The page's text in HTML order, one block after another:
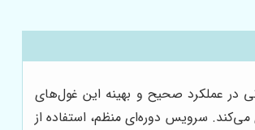
در عملکرد صحیح و بهینه این غول‌های
می‌کند. سرویس دوره‌ای منظم، استفاده از